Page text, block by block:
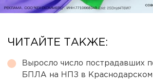
ЧИТАЙТЕ ТАКЖЕ:
Выросло число пострадавших
БПЛА на НПЗ в Краснодарском